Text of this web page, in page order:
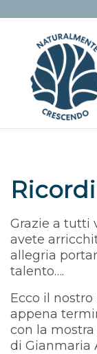
Grazie a tutti
avete
allegria
talento….
Ecco il
appena
con la
di Gianmaria